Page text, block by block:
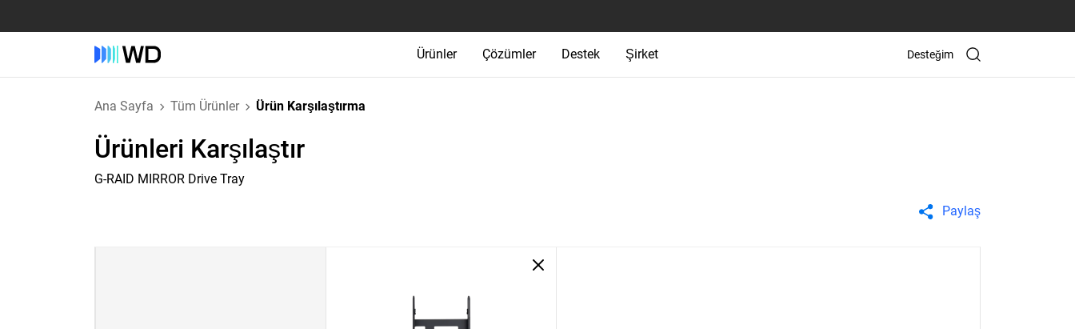
Ürünler Çözümler Destek Şirket Desteğim
Ana Sayfa Tüm Ürünler Ürün Karşılaştırma
Ürünleri Karşılaştır
G-RAID MIRROR Drive Tray
Paylaş